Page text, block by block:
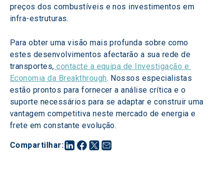
Compartilhar:
preços dos combustíveis e nos investimentos em
infra-estruturas.
Para obter uma visão mais profunda sobre como
estes desenvolvimentos afectarão a sua rede de
transportes, contacte a equipa de Investigação e
Economia da Breakthrough. Nossos especialistas
estão prontos para fornecer a análise crítica e o
suporte necessários para se adaptar e construir uma
vantagem competitiva neste mercado de energia e
frete em constante evolução.